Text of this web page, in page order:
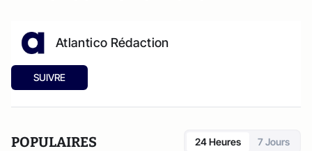
Atlantico Rédaction
SUIVRE
POPULAIRES 24 Heures 7 Jours